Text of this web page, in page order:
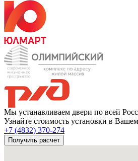
Мы устанавливаем двери по всей
Узнайте стоимость установки в
+7 (4832) 370-274
Получить расчет